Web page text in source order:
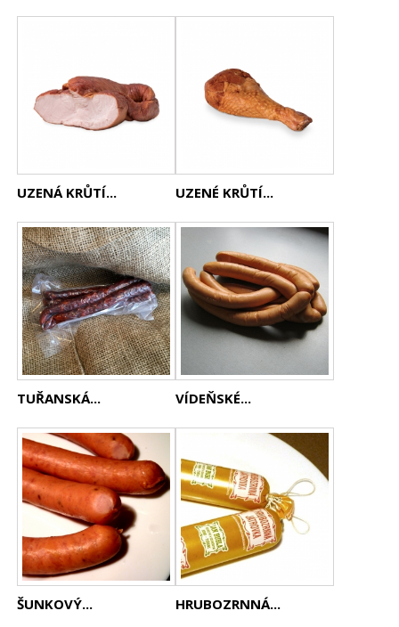
UZENÁ KRŮTÍ... UZENÉ KRŮTÍ...
TUŘANSKÁ... VÍDEŇSKÉ...
ŠUNKOVÝ... HRUBOZRNNÁ...